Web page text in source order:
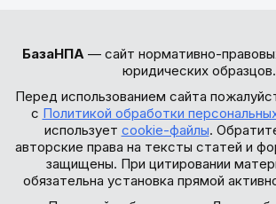
БазаНПА — сайт нормативно-
юридических образцов.
Перед использованием сайта
с Политикой обработки
использует cookie-файлы.
авторские права на тексты статей и
защищены. При цитировании
обязательна установка прямой